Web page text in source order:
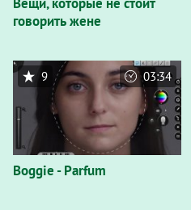
говорить жене
Boggie - Parfum
9 03:34